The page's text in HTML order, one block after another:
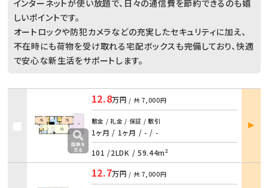
インターネットが使い放題で、日々の通信費を節約できるのも嬉
しいポイントです。
オートロックや防犯カメラなどの充実したセキュリティに加え、
不在時にも荷物を受け取れる宅配ボックスも完備しており、快適
で安心な新生活をサポートします。
12.8万円 / 共 7,000円
敷金 / 礼金 / 保証 / 敷引
1ヶ月 / 1ヶ月 / - / -
101 /2LDK / 59.44m²
部屋
詳細
12.7万円 / 共 7,000円